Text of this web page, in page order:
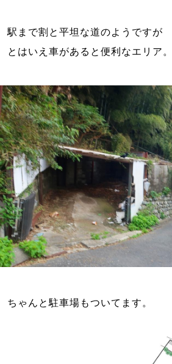
駅まで割と平坦な道のようですが